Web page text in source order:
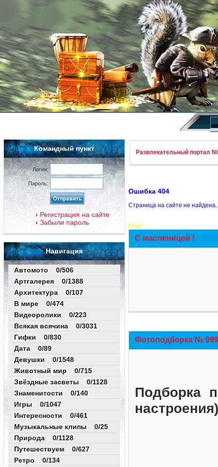
Командный пункт
Логин:
Пароль:
Регистрация на сайте
Забыли пароль
Навигация
Автомото 0/506
Артгалерея 0/1388
Архитектура 0/107
В мире 0/474
Видеоролики 0/223
Всякая всячина 0/3031
Гифки 0/830
Дата 0/89
Девушки 0/1548
Животный мир 0/715
Звёздные засветы 0/1128
Знаменитости 0/140
Игры 0/1047
Интересности 0/461
Музыкальные клипы 0/25
Природа 0/1128
Путешествуем 0/627
Ретро 0/134
Развлекательный портал
Ошибка 404
Страница на сайте не
New!
С масленицей !
Фотоподборка №
Подборка